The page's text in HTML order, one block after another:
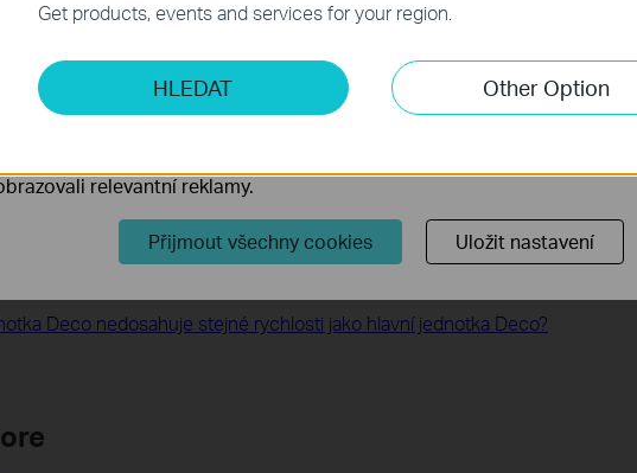
I add to my Deco mesh network?
bezdrátové sítě nižší než výsledek testu rychlosti v aplikaci Deco?
více něž jeden model Deca
připojení k síti Deco nestabilní?
Deco nedosahuje stejné rychlosti jako hlavní jednotka Deco?
Get products, events and services for your region.
HLEDAT Other Option
a marketingové cookies
cookie pro nám umožňují analyzovat vaše aktivity na našich webových
zlepšení a přizpůsobení jejich funkčnosti.
soubory cookie mohou prostřednictvím našich webových
relevantní reklamy.
Přijmout všechny cookies Uložit nastavení